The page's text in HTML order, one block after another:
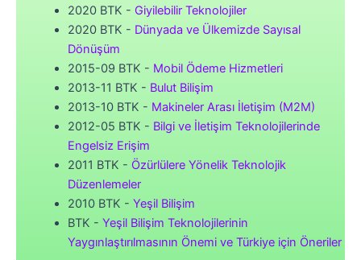
2020 BTK - Giyilebilir Teknolojiler
2020 BTK - Dünyada ve Ülkemizde Sayısal
Dönüşüm
2015-09 BTK - Mobil Ödeme Hizmetleri
2013-11 BTK - Bulut Bilişim
2013-10 BTK - Makineler Arası İletişim (M2M)
2012-05 BTK - Bilgi ve İletişim Teknolojilerinde
Engelsiz Erişim
2011 BTK - Özürlülere Yönelik Teknolojik
Düzenlemeler
2010 BTK - Yeşil Bilişim
BTK - Yeşil Bilişim Teknolojilerinin
Yaygınlaştırılmasının Önemi ve Türkiye için Öneriler